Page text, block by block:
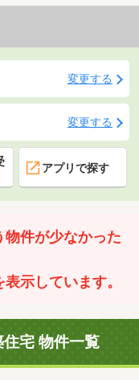
変更する
変更する
アプリで探す
物件が少なかった
示しています。
宅 物件一覧